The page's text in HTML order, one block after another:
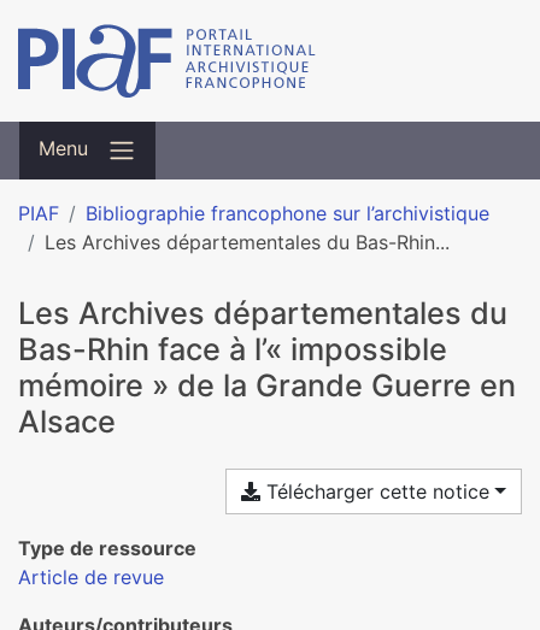
Menu
PIAF
Bibliographie francophone sur l’archivistique
Les Archives dépar­te­men­ta­les du Bas-Rhin...
Les Archives dépar­te­men­ta­les du
Bas-Rhin face à l’« impos­si­ble
mémoire » de la Grande Guerre en
Alsace
Télécharger cette notice
Type de ressource
Article de revue
Auteurs/contributeurs